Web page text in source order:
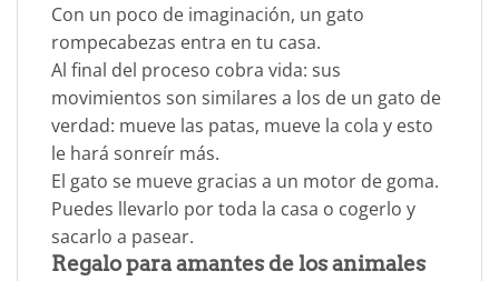
Con un poco de imaginación, un gato
rompecabezas entra en tu casa.
Al final del proceso cobra vida: sus
movimientos son similares a los de un gato de
verdad: mueve las patas, mueve la cola y esto
le hará sonreír más.
El gato se mueve gracias a un motor de goma.
Puedes llevarlo por toda la casa o cogerlo y
sacarlo a pasear.
Regalo para amantes de los animales